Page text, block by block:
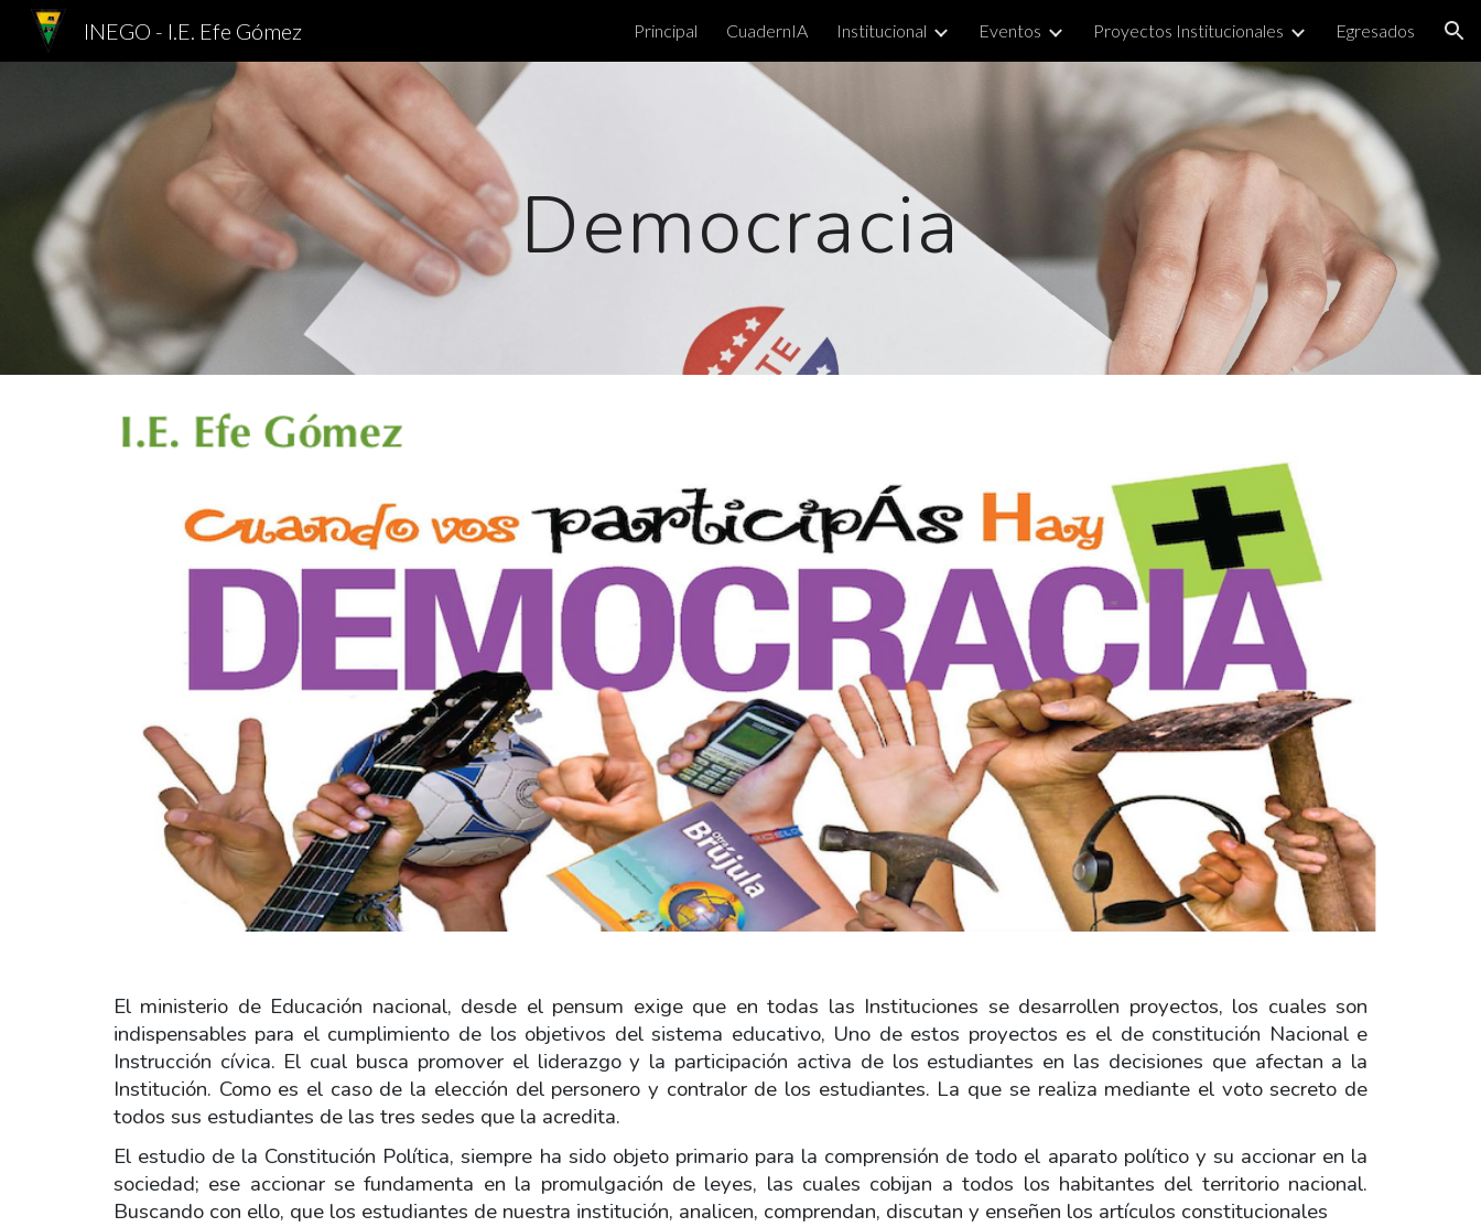
Skip to navigation
INEGO - I.E. Efe Gómez Principal CuadernIA Institucional Eventos Proyectos Institucionales Egresados
Democracia
El ministerio de Educación nacional, desde el pensum exige que en todas las Instituciones se desarrollen proyectos, los cuales son
indispensables para el cumplimiento de los objetivos del sistema educativo, Uno de estos proyectos es el de constitución Nacional e
Instrucción cívica. El cual busca promover el liderazgo y la participación activa de los estudiantes en las decisiones que afectan a la
Institución. Como es el caso de la elección del personero y contralor de los estudiantes. La que se realiza mediante el voto secreto de
todos sus estudiantes de las tres sedes que la acredita.
El estudio de la Constitución Política, siempre ha sido objeto primario para la comprensión de todo el aparato político y su accionar en la
sociedad; ese accionar se fundamenta en la promulgación de leyes, las cuales cobijan a todos los habitantes del territorio nacional.
Buscando con ello, que los estudiantes de nuestra institución, analicen, comprendan, discutan y enseñen los artículos constitucionales